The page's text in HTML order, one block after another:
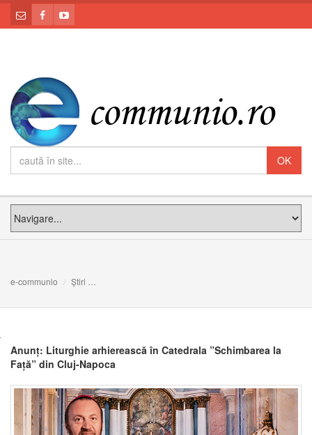
e-communio Știri
Anunț: Liturghie arhierească în Catedrala ”Schimbarea la
Față” din Cluj-Napoca